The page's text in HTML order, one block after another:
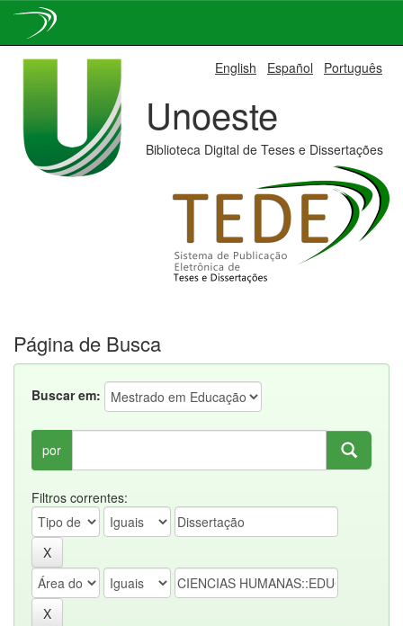
English Español Português
Unoeste
Biblioteca Digital de Teses e Dissertações
Página de Busca
Buscar em:
por
Filtros correntes: